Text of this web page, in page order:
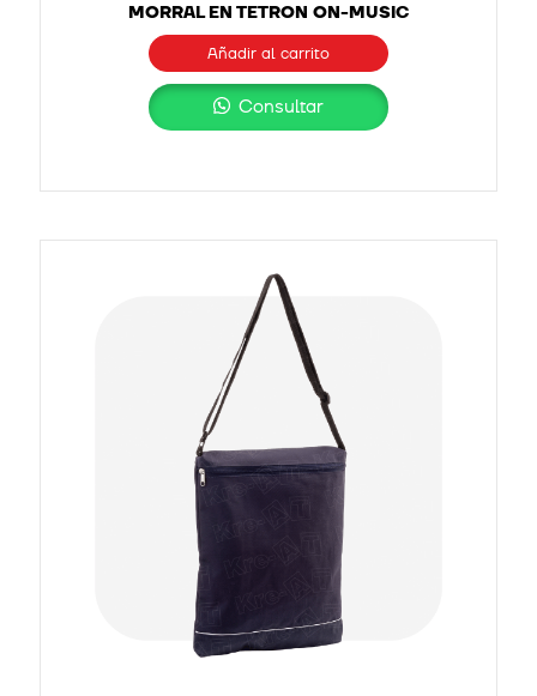
MORRAL EN TETRON ON-MUSIC
Añadir al carrito
Consultar